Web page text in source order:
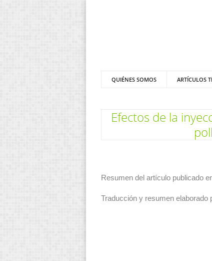
QUIÉNES SOMOS ARTÍCULOS
Efectos de la
Resumen del artículo publicado
Traducción y resumen elaborado